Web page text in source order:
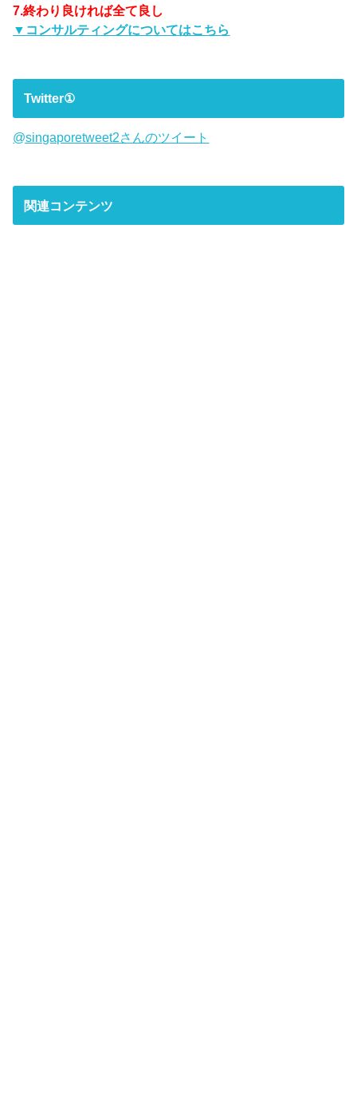
7.終わり良ければ全て良し
▼コンサルティングについてはこちら
Twitter①
@singaporetweet2さんのツイート
関連コンテンツ